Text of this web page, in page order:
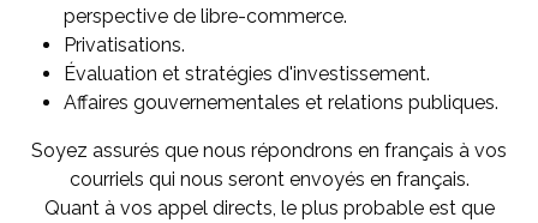
perspective de libre-commerce.
Privatisations.
Évaluation et stratégies d'investissement.
Affaires gouvernementales et relations publiques.
Soyez assurés que nous répondrons en français à vos
courriels qui nous seront envoyés en français.
Quant à vos appel directs, le plus probable est que